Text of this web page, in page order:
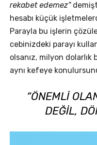
rekabet edemez”
hesabı küçük
Parayla bu işlerin
cebinizdeki parayı
olsanız, milyon
aynı kefeye
“ÖNEMLI
DEĞIL,